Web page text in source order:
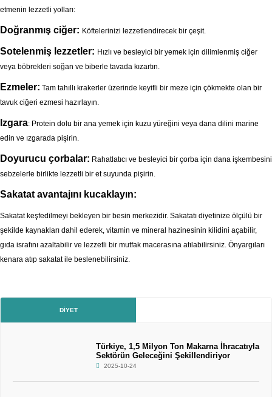
etmenin lezzetli yolları:
Doğranmış ciğer: Köftelerinizi lezzetlendirecek bir çeşit.
Sotelenmiş lezzetler: Hızlı ve besleyici bir yemek için dilimlenmiş ciğer
veya böbrekleri soğan ve biberle tavada kızartın.
Ezmeler: Tam tahıllı krakerler üzerinde keyifli bir meze için çökmekte olan bir
tavuk ciğeri ezmesi hazırlayın.
Izgara: Protein dolu bir ana yemek için kuzu yüreğini veya dana dilini marine
edin ve ızgarada pişirin.
Doyurucu çorbalar: Rahatlatıcı ve besleyici bir çorba için dana işkembesini
sebzelerle birlikte lezzetli bir et suyunda pişirin.
Sakatat avantajını kucaklayın:
Sakatat keşfedilmeyi bekleyen bir besin merkezidir. Sakatatı diyetinize ölçülü bir
şekilde kaynakları dahil ederek, vitamin ve mineral hazinesinin kilidini açabilir,
gıda israfını azaltabilir ve lezzetli bir mutfak macerasına atılabilirsiniz. Önyargıları
kenara atıp sakatat ile beslenebilirsiniz.
DIYET
Türkiye, 1,5 Milyon Ton Makarna İhracatıyla
Sektörün Geleceğini Şekillendiriyor
2025-10-24